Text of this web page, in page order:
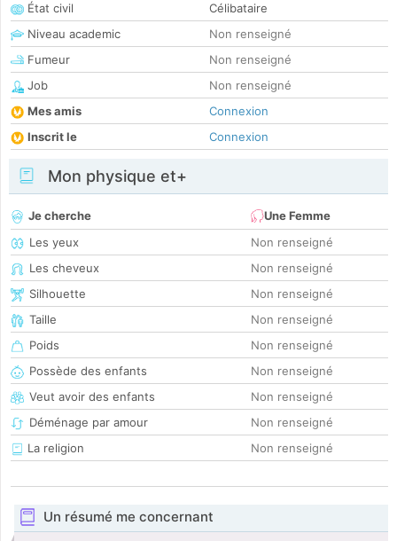
État civil
Célibataire
Niveau academic
Non renseigné
Fumeur
Non renseigné
Job
Non renseigné
Mes amis
Connexion
Inscrit le
Connexion
Mon physique et+
Je cherche
Une Femme
Les yeux
Non renseigné
Les cheveux
Non renseigné
Silhouette
Non renseigné
Taille
Non renseigné
Poids
Non renseigné
Possède des enfants
Non renseigné
Veut avoir des enfants
Non renseigné
Déménage par amour
Non renseigné
La religion
Non renseigné
Un résumé me concernant